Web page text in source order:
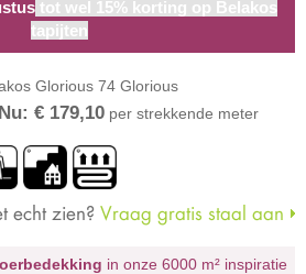
tot wel 15% korting op Belakos
tapijten
Glorious 74 Glorious
Nu: € 179,10 per strekkende meter
echt zien? Vraag gratis staal aan
in onze 6000 m² inspiratie